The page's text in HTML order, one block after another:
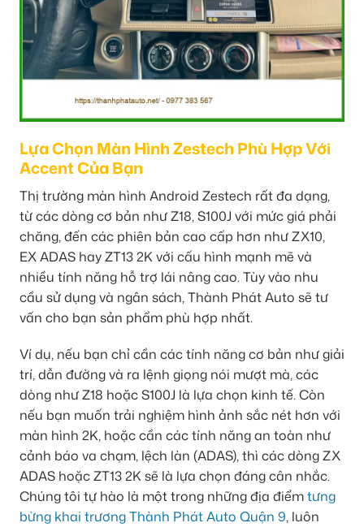
Lựa Chọn Màn Hình Zestech Phù Hợp Với
Accent Của Bạn
Thị trường màn hình Android Zestech rất đa dạng,
từ các dòng cơ bản như Z18, S100J với mức giá phải
chăng, đến các phiên bản cao cấp hơn như ZX10,
EX ADAS hay ZT13 2K với cấu hình mạnh mẽ và
nhiều tính năng hỗ trợ lái nâng cao. Tùy vào nhu
cầu sử dụng và ngân sách, Thành Phát Auto sẽ tư
vấn cho bạn sản phẩm phù hợp nhất.
Ví dụ, nếu bạn chỉ cần các tính năng cơ bản như giải
trí, dẫn đường và ra lệnh giọng nói mượt mà, các
dòng như Z18 hoặc S100J là lựa chọn kinh tế. Còn
nếu bạn muốn trải nghiệm hình ảnh sắc nét hơn với
màn hình 2K, hoặc cần các tính năng an toàn như
cảnh báo va chạm, lệch làn (ADAS), thì các dòng ZX
ADAS hoặc ZT13 2K sẽ là lựa chọn đáng cân nhắc.
Chúng tôi tự hào là một trong những địa điểmtưng
bừng khai trương Thành Phát Auto Quận 9, luôn